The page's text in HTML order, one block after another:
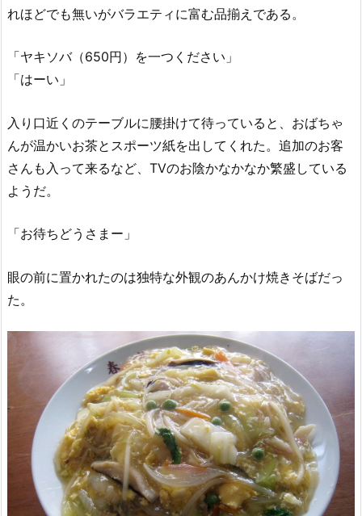
れほどでも無いがバラエティに富む品揃えである。
「ヤキソバ（650円）を一つください」
「はーい」
入り口近くのテーブルに腰掛けて待っていると、おばちゃ
んが温かいお茶とスポーツ紙を出してくれた。追加のお客
さんも入って来るなど、TVのお陰かなかなか繁盛している
ようだ。
「お待ちどうさまー」
眼の前に置かれたのは独特な外観のあんかけ焼きそばだっ
た。